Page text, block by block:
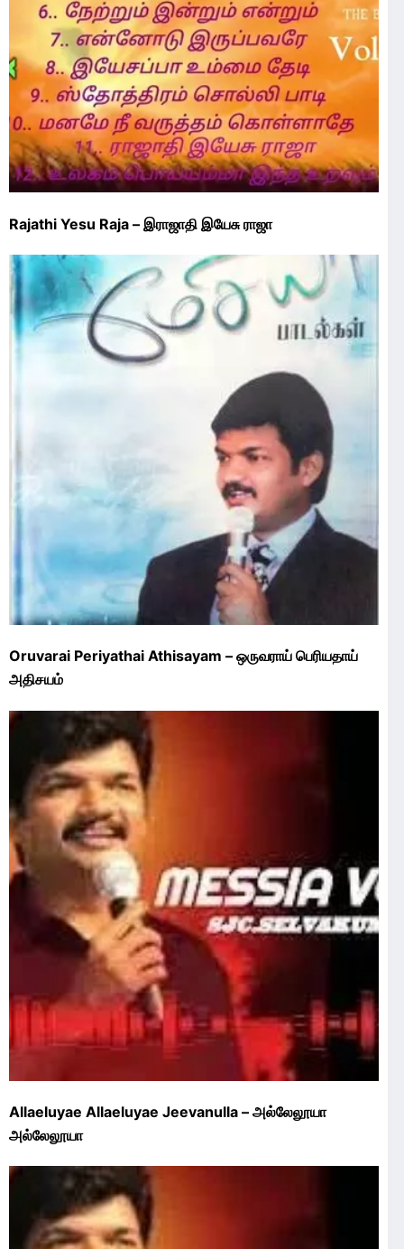
Rajathi Yesu Raja – இராஜாதி இயேசு ராஜா
Oruvarai Periyathai Athisayam – ஒருவராய் பெரியதாய்
அதிசயம்
Allaeluyae Allaeluyae Jeevanulla – அல்லேலூயா
அல்லேலூயா